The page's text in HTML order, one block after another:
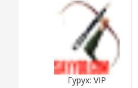
Гурух: VIP